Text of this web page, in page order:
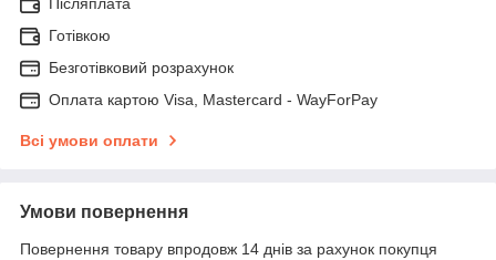
Готівкою
Безготівковий розрахунок
Оплата картою Visa, Mastercard - WayForPay
Всі умови оплати
Умови повернення
Повернення товару впродовж 14 днів за рахунок покупця